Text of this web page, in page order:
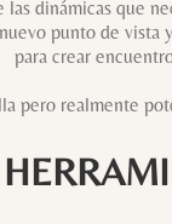
las dinámicas
punto de
para crear
pero realmente